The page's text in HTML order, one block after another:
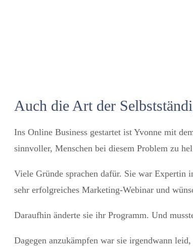
Auch die Art der
Ins Online Business gestartet ist Yvonne mit
sinnvoller, Menschen bei diesem Problem zu
Viele Gründe sprachen dafür. Sie war Expertin
sehr erfolgreiches Marketing-Webinar und
Daraufhin änderte sie ihr Programm. Und
Dagegen anzukämpfen war sie irgendwann